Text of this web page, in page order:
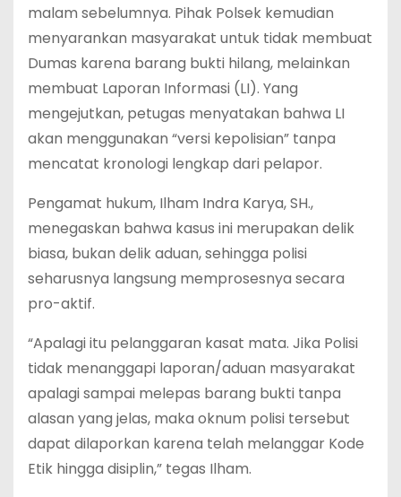
malam sebelumnya. Pihak Polsek kemudian
menyarankan masyarakat untuk tidak membuat
Dumas karena barang bukti hilang, melainkan
membuat Laporan Informasi (LI). Yang
mengejutkan, petugas menyatakan bahwa LI
akan menggunakan “versi kepolisian” tanpa
mencatat kronologi lengkap dari pelapor.
Pengamat hukum, Ilham Indra Karya, SH.,
menegaskan bahwa kasus ini merupakan delik
biasa, bukan delik aduan, sehingga polisi
seharusnya langsung memprosesnya secara
pro-aktif.
“Apalagi itu pelanggaran kasat mata. Jika Polisi
tidak menanggapi laporan/aduan masyarakat
apalagi sampai melepas barang bukti tanpa
alasan yang jelas, maka oknum polisi tersebut
dapat dilaporkan karena telah melanggar Kode
Etik hingga disiplin,” tegas Ilham.